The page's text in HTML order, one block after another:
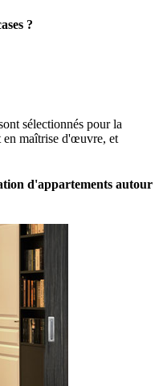
?
sélectionnés pour la
en maîtrise d'œuvre, et
d'appartements autour